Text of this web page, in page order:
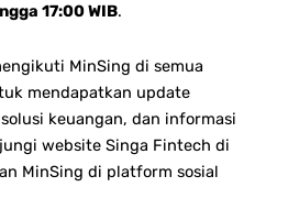
17:00 WIB.
MinSing di semua
mendapatkan update
keuangan, dan informasi
website Singa Fintech di
MinSing di platform sosial